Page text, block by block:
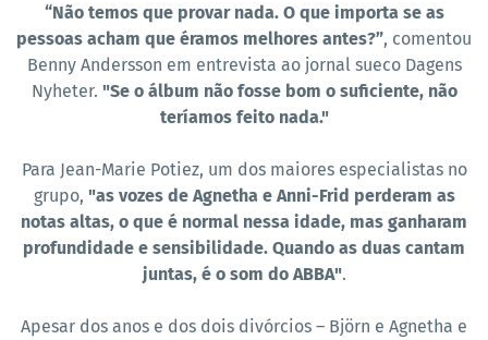
“Não temos que provar nada. O que importa se as
pessoas acham que éramos melhores antes?”, comentou
Benny Andersson em entrevista ao jornal sueco Dagens
Nyheter. "Se o álbum não fosse bom o suficiente, não
teríamos feito nada."
Para Jean-Marie Potiez, um dos maiores especialistas no
grupo, "as vozes de Agnetha e Anni-Frid perderam as
notas altas, o que é normal nessa idade, mas ganharam
profundidade e sensibilidade. Quando as duas cantam
juntas, é o som do ABBA".
Apesar dos anos e dos dois divórcios – Björn e Agnetha e